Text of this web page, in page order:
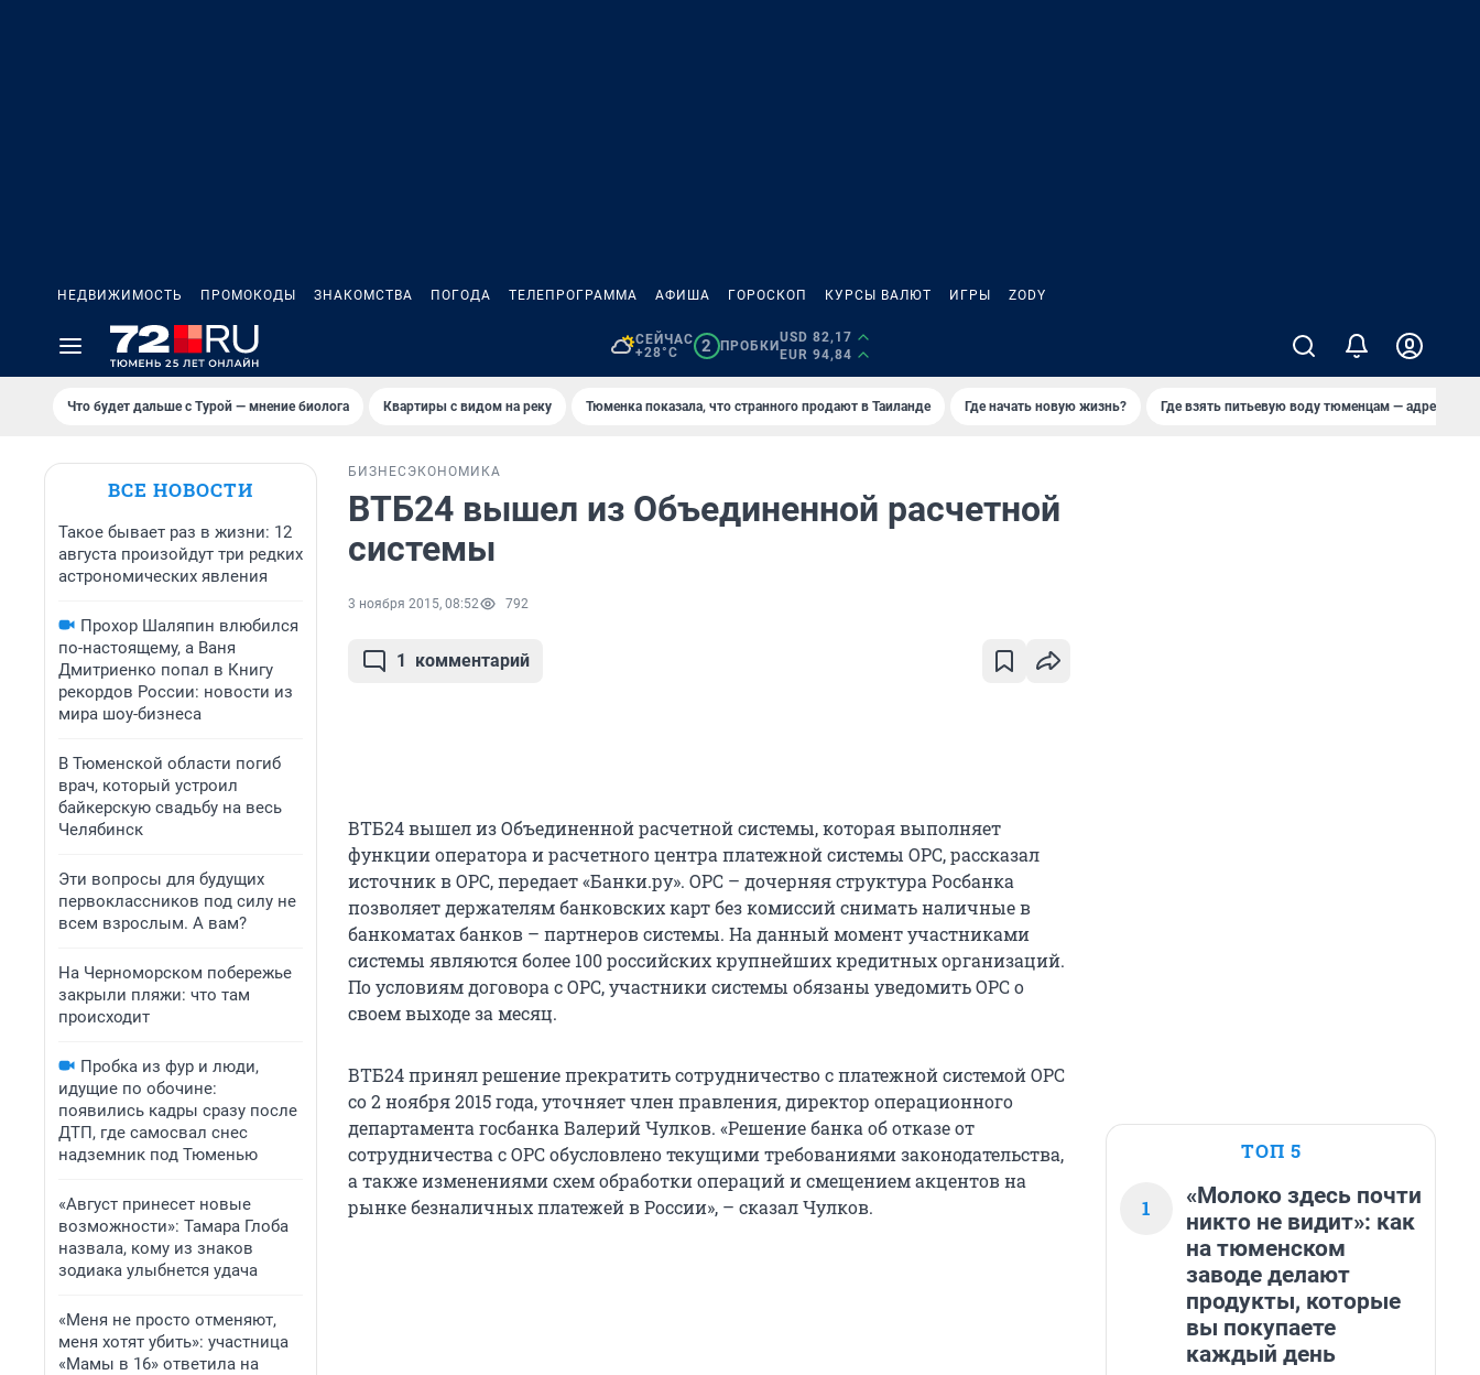
НЕДВИЖИМОСТЬ ПРОМОКОДЫ ЗНАКОМСТВА ПОГОДА ТЕЛЕПРОГРАММА АФИША ГОРОСКОП КУРСЫ ВАЛЮТ ИГРЫ ZODY
СЕЙЧАС
+28°C
2 ПРОБКИ
USD 82,17
EUR 94,84
Что будет дальше с Турой — мнение биолога Квартиры с видом на реку Тюменка показала, что странного продают в Таиланде Где начать новую жизнь? Где взять питьевую воду тюменцам — адреса
ВСЕ НОВОСТИ
Такое бывает раз в жизни: 12
августа произойдут три редких
астрономических явления
Прохор Шаляпин влюбился
по-настоящему, а Ваня
Дмитриенко попал в Книгу
рекордов России: новости из
мира шоу-бизнеса
В Тюменской области погиб
врач, который устроил
байкерскую свадьбу на весь
Челябинск
Эти вопросы для будущих
первоклассников под силу не
всем взрослым. А вам?
На Черноморском побережье
закрыли пляжи: что там
происходит
Пробка из фур и люди,
идущие по обочине:
появились кадры сразу после
ДТП, где самосвал снес
надземник под Тюменью
«Август принесет новые
возможности»: Тамара Глоба
назвала, кому из знаков
зодиака улыбнется удача
«Меня не просто отменяют,
меня хотят убить»: участница
«Мамы в 16» ответила на
БИЗНЕС ЭКОНОМИКА
ВТБ24 вышел из Объединенной расчетной
системы
3 ноября 2015, 08:52 792
1 комментарий
ВТБ24 вышел из Объединенной расчетной системы, которая выполняет
функции оператора и расчетного центра платежной системы ОРС, рассказал
источник в ОРС, передает «Банки.ру». ОРС – дочерняя структура Росбанка
позволяет держателям банковских карт без комиссий снимать наличные в
банкоматах банков – партнеров системы. На данный момент участниками
системы являются более 100 российских крупнейших кредитных организаций.
По условиям договора с ОРС, участники системы обязаны уведомить ОРС о
своем выходе за месяц.
ВТБ24 принял решение прекратить сотрудничество с платежной системой ОРС
со 2 ноября 2015 года, уточняет член правления, директор операционного
департамента госбанка Валерий Чулков. «Решение банка об отказе от
сотрудничества с ОРС обусловлено текущими требованиями законодательства,
а также изменениями схем обработки операций и смещением акцентов на
рынке безналичных платежей в России», – сказал Чулков.
ТОП 5
1
«Молоко здесь почти
никто не видит»: как
на тюменском
заводе делают
продукты, которые
вы покупаете
каждый день